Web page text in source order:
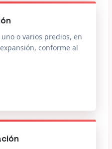
o varios predios, en
conforme al